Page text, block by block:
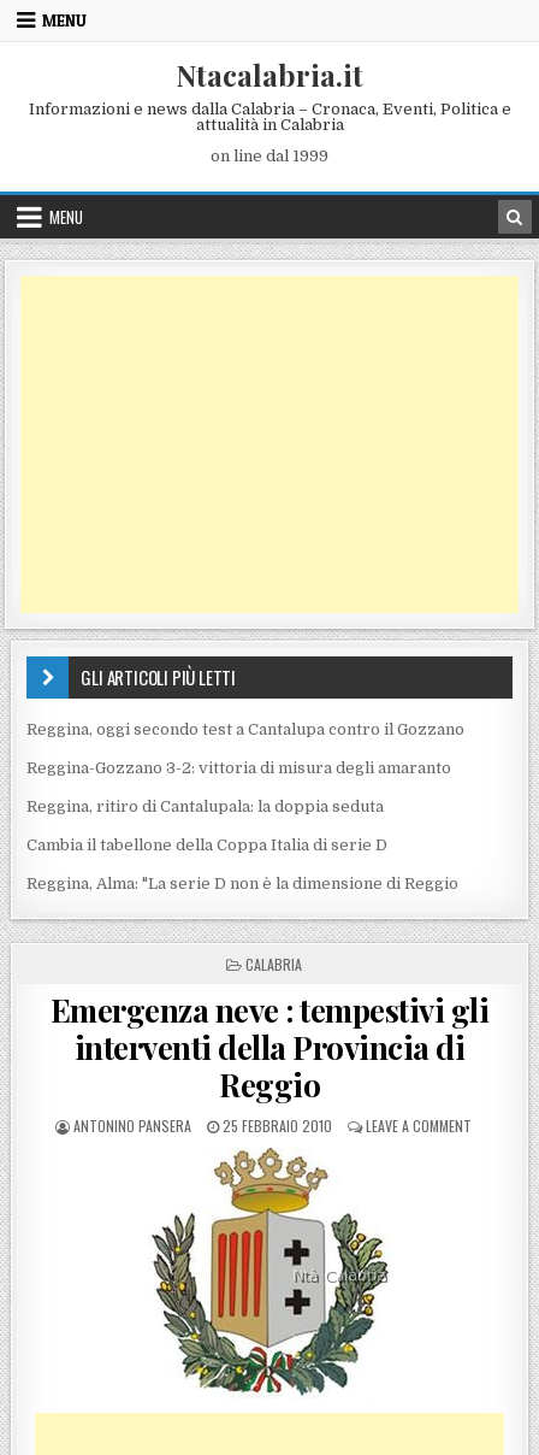
Skip to content
MENU
Ntacalabria.it
Informazioni e news dalla Calabria – Cronaca, Eventi, Politica e
attualità in Calabria
on line dal 1999
MENU
GLI ARTICOLI PIÙ LETTI
Reggina, oggi secondo test a Cantalupa contro il Gozzano
Reggina-Gozzano 3-2: vittoria di misura degli amaranto
Reggina, ritiro di Cantalupala: la doppia seduta
Cambia il tabellone della Coppa Italia di serie D
Reggina, Alma: "La serie D non è la dimensione di Reggio
POSTED IN
CALABRIA
Emergenza neve : tempestivi gli
interventi della Provincia di
Reggio
POSTED BY
ANTONINO PANSERA POSTED ON
25 FEBBRAIO 2010 LEAVE A COMMENT ON